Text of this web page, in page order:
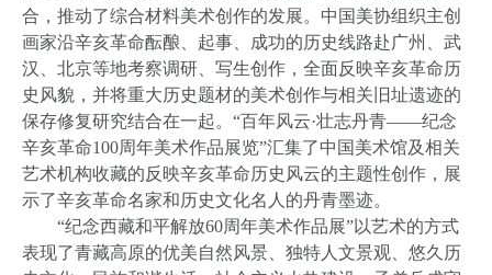
合，推动了综合材料美术创作的发展。中国美协组织主创
画家沿辛亥革命酝酿、起事、成功的历史线路赴广州、武
汉、北京等地考察调研、写生创作，全面反映辛亥革命历
史风貌，并将重大历史题材的美术创作与相关旧址遗迹的
保存修复研究结合在一起。“百年风云·壮志丹青——纪念
辛亥革命100周年美术作品展览”汇集了中国美术馆及相关
艺术机构收藏的反映辛亥革命历史风云的主题性创作，展
示了辛亥革命名家和历史文化名人的丹青墨迹。
“纪念西藏和平解放60周年美术作品展”以艺术的方式
表现了青藏高原的优美自然风景、独特人文景观、悠久历